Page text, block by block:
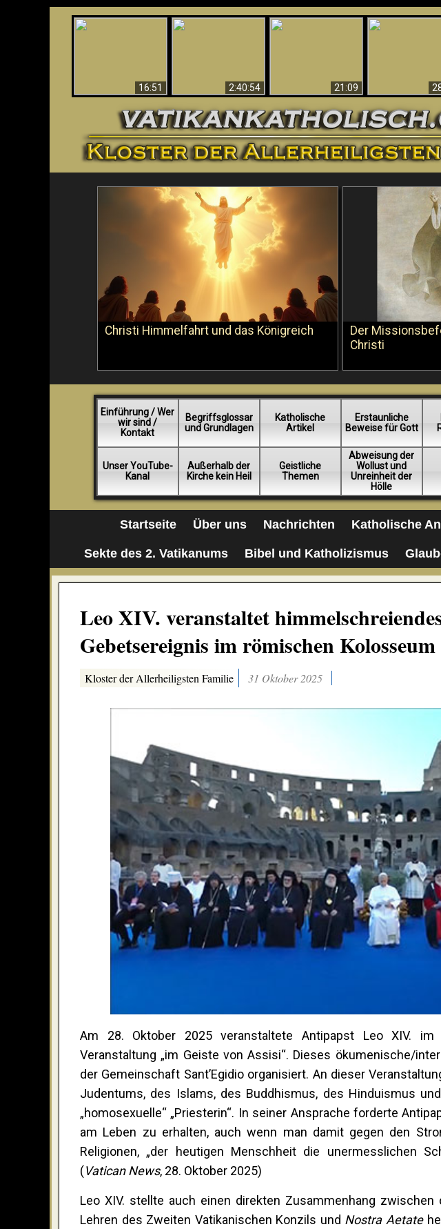
16:51
2:40:54
21:09
Christi Himmelfahrt und das Königreich
Der
Christi
Einführung / Wer
wir sind /
Kontakt
Begriffsglossar
und Grundlagen
Katholische
Artikel
Erstaunliche
Beweise für Gott
Unser YouTube-
Kanal
Außerhalb der
Kirche kein Heil
Geistliche
Themen
Abweisung der
Wollust und
Unreinheit der
Hölle
Startseite Über uns Nachrichten Katholische
Sekte des 2. Vatikanums Bibel und Katholizismus
Leo XIV. veranstaltet
Gebetsereignis im römischen Kolosseum
Kloster der Allerheiligsten Familie 31 Oktober 2025
Am 28. Oktober 2025 veranstaltete Antipapst Leo XIV. im
Veranstaltung „im Geiste von Assisi“. Dieses ökumenische/
der Gemeinschaft Sant’Egidio organisiert. An dieser
Judentums, des Islams, des Buddhismus, des Hinduismus
„homosexuelle“ „Priesterin“. In seiner Ansprache forderte
am Leben zu erhalten, auch wenn man damit gegen den
Religionen, „der heutigen Menschheit die unermesslichen
(Vatican News, 28. Oktober 2025)
Leo XIV. stellte auch einen direkten Zusammenhang
Lehren des Zweiten Vatikanischen Konzils und Nostra Aetate